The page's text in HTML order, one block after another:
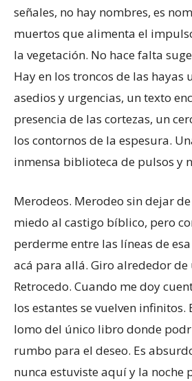
señales, no hay nombres, es
muertos que alimenta el
la vegetación. No hace falta
Hay en los troncos de las hayas
asedios y urgencias, un texto
presencia de las cortezas, un
los contornos de la espesura.
inmensa biblioteca de pulsos y
Merodeos. Merodeo sin dejar
miedo al castigo bíblico, pero
perderme entre las líneas de
acá para allá. Giro alrededor de
Retrocedo. Cuando me doy
los estantes se vuelven infinitos.
lomo del único libro donde
rumbo para el deseo. Es
nunca estuviste aquí y la noche